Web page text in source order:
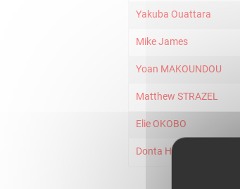
Yakuba Ouattara
Mike James
Yoan MAKOUNDOU
Matthew STRAZEL
Elie OKOBO
Donta Hall